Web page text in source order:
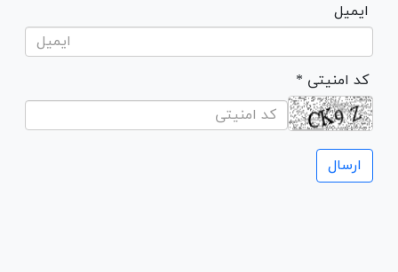
ایمیل
* کد امنیتی